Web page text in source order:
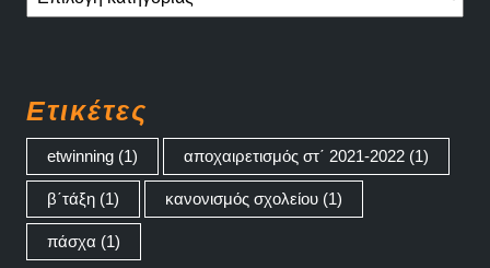
Ετικέτες
etwinning (1) αποχαιρετισμός στ΄ 2021-2022 (1)
β΄τάξη (1) κανονισμός σχολείου (1)
πάσχα (1)